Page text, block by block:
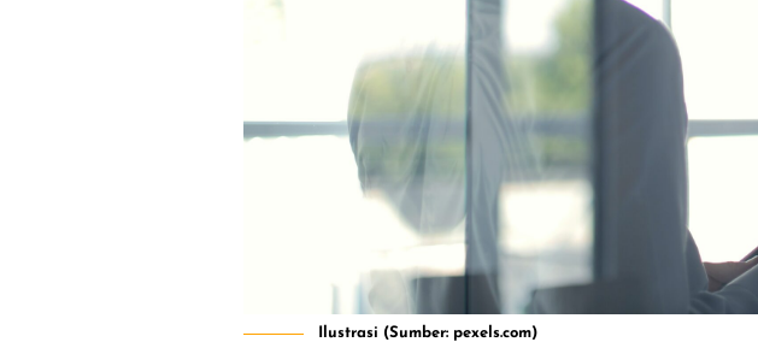
Ilustrasi (Sumber: pexels.com)